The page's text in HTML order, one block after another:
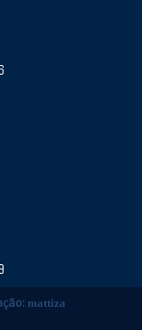
Copyright - Todos os
mattiza